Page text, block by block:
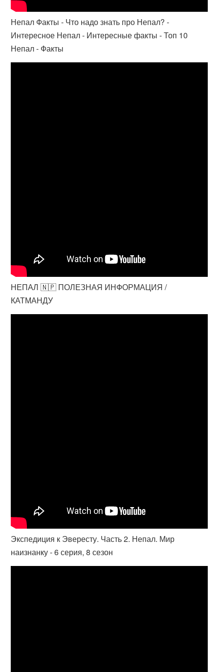
Непал Факты - Что надо знать про Непал? -
Интересное Непал - Интересные факты - Топ 10
Непал - Факты
НЕПАЛ 🇳🇵 ПОЛЕЗНАЯ ИНФОРМАЦИЯ /
КАТМАНДУ
Экспедиция к Эвересту. Часть 2. Непал. Мир
наизнанку - 6 серия, 8 сезон